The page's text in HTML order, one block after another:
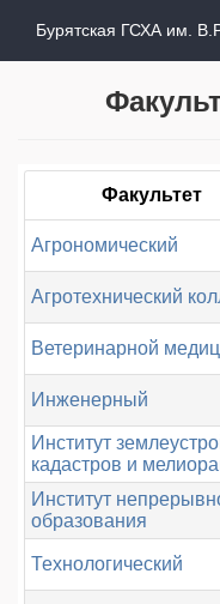
Факультет
Агрономический
Агротехнический
Ветеринарной
Инженерный
Институт
кадастров и
Институт
образования
Технологический